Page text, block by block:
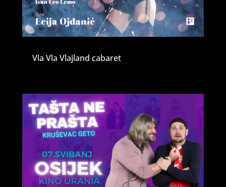
Vla Vla Vlajland cabaret